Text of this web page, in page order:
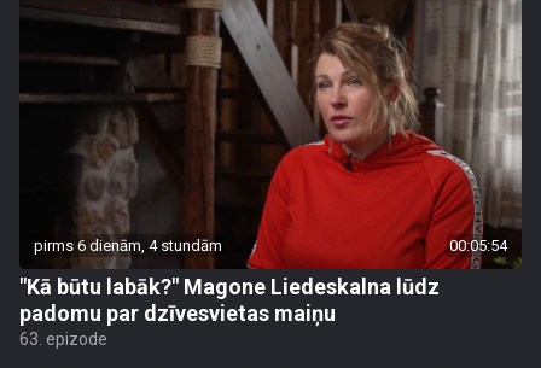
pirms 6 dienām, 4 stundām 00:05:54
"Kā būtu labāk?" Magone Liedeskalna lūdz
padomu par dzīvesvietas maiņu
63. epizode